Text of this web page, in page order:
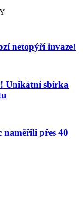
netopýří invaze!
Unikátní sbírka
naměřili přes 40